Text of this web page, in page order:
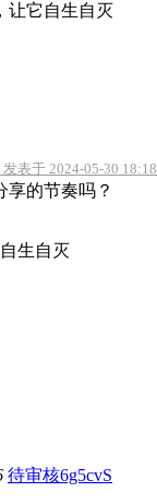
让它自生自灭
表于 2024-05-30 18:18
享的节奏吗？
生自灭
待审核6g5cvS